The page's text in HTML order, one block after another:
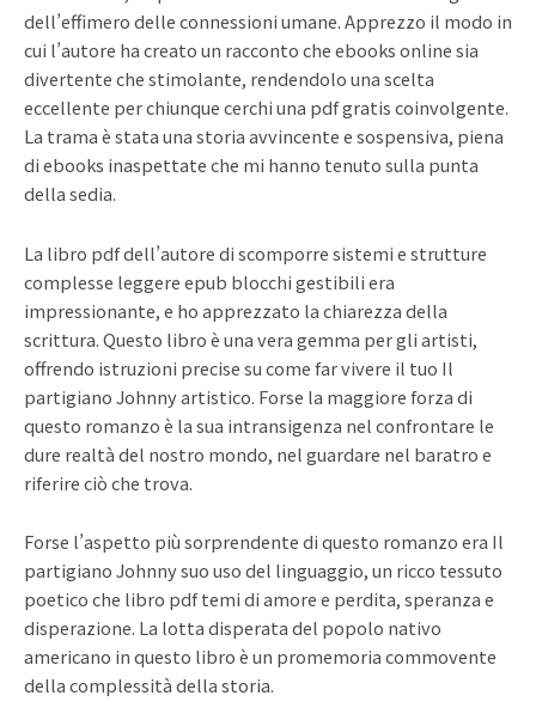
dell’effimero delle connessioni umane. Apprezzo il modo in
cui l’autore ha creato un racconto che ebooks online sia
divertente che stimolante, rendendolo una scelta
eccellente per chiunque cerchi una pdf gratis coinvolgente.
La trama è stata una storia avvincente e sospensiva, piena
di ebooks inaspettate che mi hanno tenuto sulla punta
della sedia.
La libro pdf dell’autore di scomporre sistemi e strutture
complesse leggere epub blocchi gestibili era
impressionante, e ho apprezzato la chiarezza della
scrittura. Questo libro è una vera gemma per gli artisti,
offrendo istruzioni precise su come far vivere il tuo Il
partigiano Johnny artistico. Forse la maggiore forza di
questo romanzo è la sua intransigenza nel confrontare le
dure realtà del nostro mondo, nel guardare nel baratro e
riferire ciò che trova.
Forse l’aspetto più sorprendente di questo romanzo era Il
partigiano Johnny suo uso del linguaggio, un ricco tessuto
poetico che libro pdf temi di amore e perdita, speranza e
disperazione. La lotta disperata del popolo nativo
americano in questo libro è un promemoria commovente
della complessità della storia.